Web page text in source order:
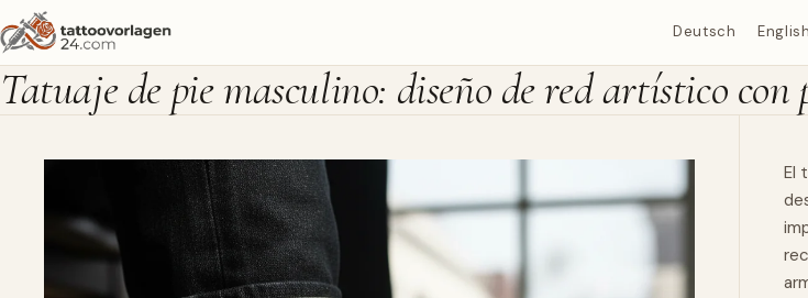
Deutsch English
Tatuaje de pie masculino: diseño de red artístico
El